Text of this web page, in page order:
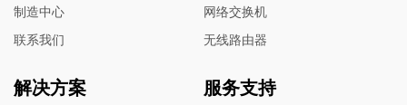
制造中心
联系我们
网络交换机
无线路由器
解决方案 服务支持